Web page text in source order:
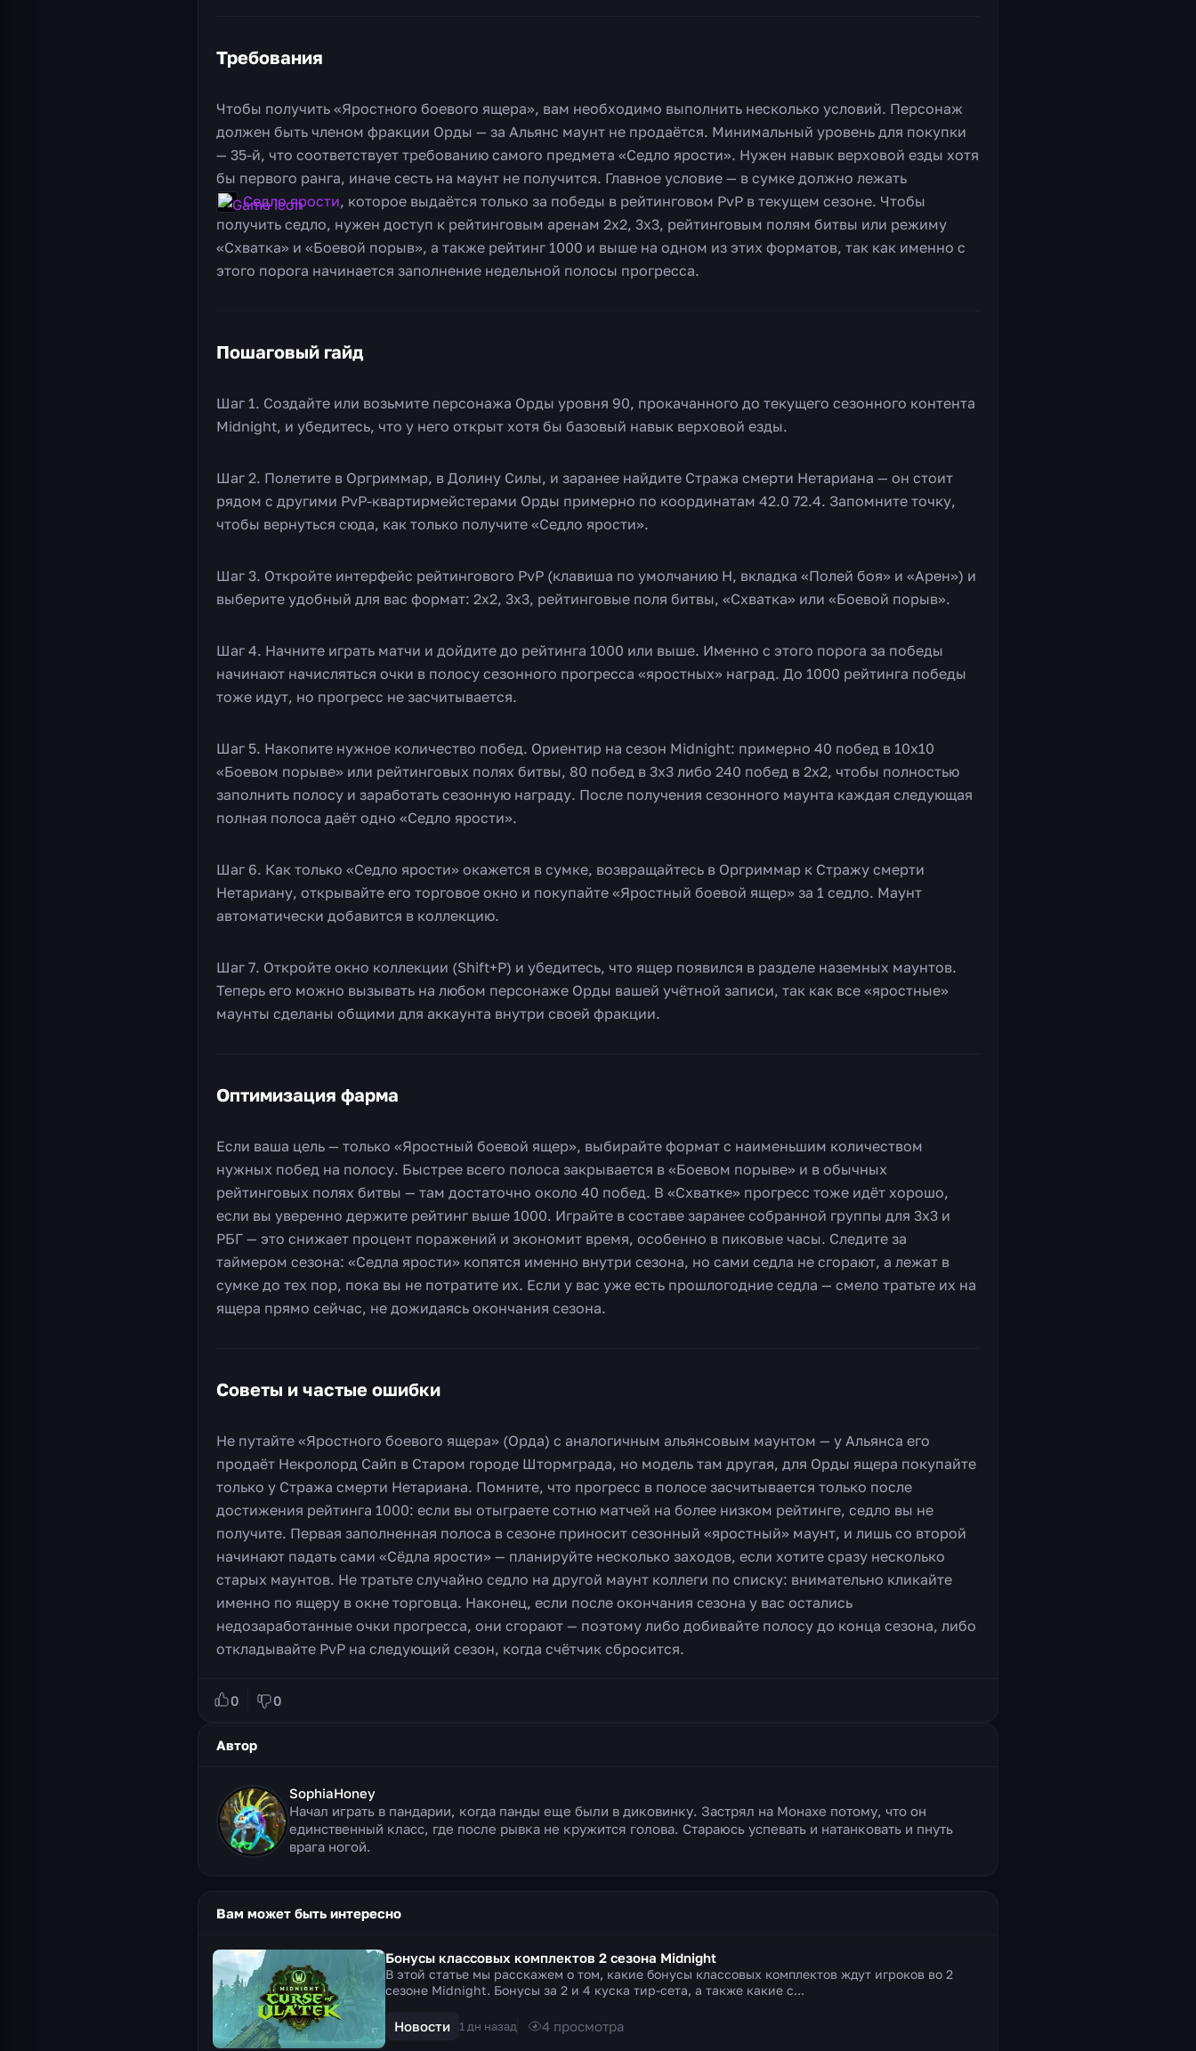
Требования
Чтобы получить «Яростного боевого ящера», вам необходимо выполнить несколько условий. Персонаж
должен быть членом фракции Орды — за Альянс маунт не продаётся. Минимальный уровень для покупки
— 35-й, что соответствует требованию самого предмета «Седло ярости». Нужен навык верховой езды хотя
бы первого ранга, иначе сесть на маунт не получится. Главное условие — в сумке должно лежать
Седло ярости, которое выдаётся только за победы в рейтинговом PvP в текущем сезоне. Чтобы
получить седло, нужен доступ к рейтинговым аренам 2х2, 3х3, рейтинговым полям битвы или режиму
«Схватка» и «Боевой порыв», а также рейтинг 1000 и выше на одном из этих форматов, так как именно с
этого порога начинается заполнение недельной полосы прогресса.
Пошаговый гайд
Шаг 1. Создайте или возьмите персонажа Орды уровня 90, прокачанного до текущего сезонного контента
Midnight, и убедитесь, что у него открыт хотя бы базовый навык верховой езды.
Шаг 2. Полетите в Оргриммар, в Долину Силы, и заранее найдите Стража смерти Нетариана — он стоит
рядом с другими PvP-квартирмейстерами Орды примерно по координатам 42.0 72.4. Запомните точку,
чтобы вернуться сюда, как только получите «Седло ярости».
Шаг 3. Откройте интерфейс рейтингового PvP (клавиша по умолчанию H, вкладка «Полей боя» и «Арен») и
выберите удобный для вас формат: 2х2, 3х3, рейтинговые поля битвы, «Схватка» или «Боевой порыв».
Шаг 4. Начните играть матчи и дойдите до рейтинга 1000 или выше. Именно с этого порога за победы
начинают начисляться очки в полосу сезонного прогресса «яростных» наград. До 1000 рейтинга победы
тоже идут, но прогресс не засчитывается.
Шаг 5. Накопите нужное количество побед. Ориентир на сезон Midnight: примерно 40 побед в 10х10
«Боевом порыве» или рейтинговых полях битвы, 80 побед в 3х3 либо 240 побед в 2х2, чтобы полностью
заполнить полосу и заработать сезонную награду. После получения сезонного маунта каждая следующая
полная полоса даёт одно «Седло ярости».
Шаг 6. Как только «Седло ярости» окажется в сумке, возвращайтесь в Оргриммар к Стражу смерти
Нетариану, открывайте его торговое окно и покупайте «Яростный боевой ящер» за 1 седло. Маунт
автоматически добавится в коллекцию.
Шаг 7. Откройте окно коллекции (Shift+P) и убедитесь, что ящер появился в разделе наземных маунтов.
Теперь его можно вызывать на любом персонаже Орды вашей учётной записи, так как все «яростные»
маунты сделаны общими для аккаунта внутри своей фракции.
Оптимизация фарма
Если ваша цель — только «Яростный боевой ящер», выбирайте формат с наименьшим количеством
нужных побед на полосу. Быстрее всего полоса закрывается в «Боевом порыве» и в обычных
рейтинговых полях битвы — там достаточно около 40 побед. В «Схватке» прогресс тоже идёт хорошо,
если вы уверенно держите рейтинг выше 1000. Играйте в составе заранее собранной группы для 3х3 и
РБГ — это снижает процент поражений и экономит время, особенно в пиковые часы. Следите за
таймером сезона: «Седла ярости» копятся именно внутри сезона, но сами седла не сгорают, а лежат в
сумке до тех пор, пока вы не потратите их. Если у вас уже есть прошлогодние седла — смело тратьте их на
ящера прямо сейчас, не дожидаясь окончания сезона.
Советы и частые ошибки
Не путайте «Яростного боевого ящера» (Орда) с аналогичным альянсовым маунтом — у Альянса его
продаёт Некролорд Сайп в Старом городе Штормграда, но модель там другая, для Орды ящера покупайте
только у Стража смерти Нетариана. Помните, что прогресс в полосе засчитывается только после
достижения рейтинга 1000: если вы отыграете сотню матчей на более низком рейтинге, седло вы не
получите. Первая заполненная полоса в сезоне приносит сезонный «яростный» маунт, и лишь со второй
начинают падать сами «Сёдла ярости» — планируйте несколько заходов, если хотите сразу несколько
старых маунтов. Не тратьте случайно седло на другой маунт коллеги по списку: внимательно кликайте
именно по ящеру в окне торговца. Наконец, если после окончания сезона у вас остались
недозаработанные очки прогресса, они сгорают — поэтому либо добивайте полосу до конца сезона, либо
откладывайте PvP на следующий сезон, когда счётчик сбросится.
0 0
Автор
SophiaHoney
Начал играть в пандарии, когда панды еще были в диковинку. Застрял на Монахе потому, что он
единственный класс, где после рывка не кружится голова. Стараюсь успевать и натанковать и пнуть
врага ногой.
Вам может быть интересно
Бонусы классовых комплектов 2 сезона Midnight
В этой статье мы расскажем о том, какие бонусы классовых комплектов ждут игроков во 2
сезоне Midnight. Бонусы за 2 и 4 куска тир-сета, а также какие с...
Новости 1 дн назад 4 просмотра